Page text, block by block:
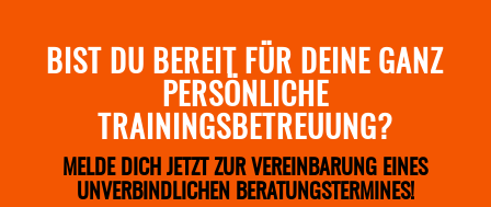
BIST DU BEREIT FÜR DEINE GANZ
PERSÖNLICHE
TRAININGSBETREUUNG?
MELDE DICH JETZT ZUR VEREINBARUNG EINES
UNVERBINDLICHEN BERATUNGSTERMINES!